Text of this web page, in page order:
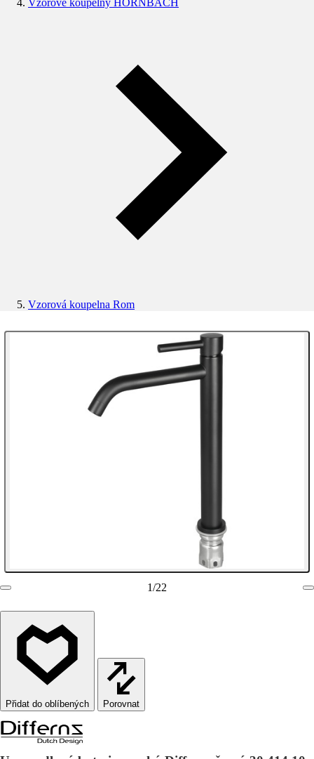
Vzorové koupelny HORNBACH
Vzorová koupelna Rom
1/22
Porovnat